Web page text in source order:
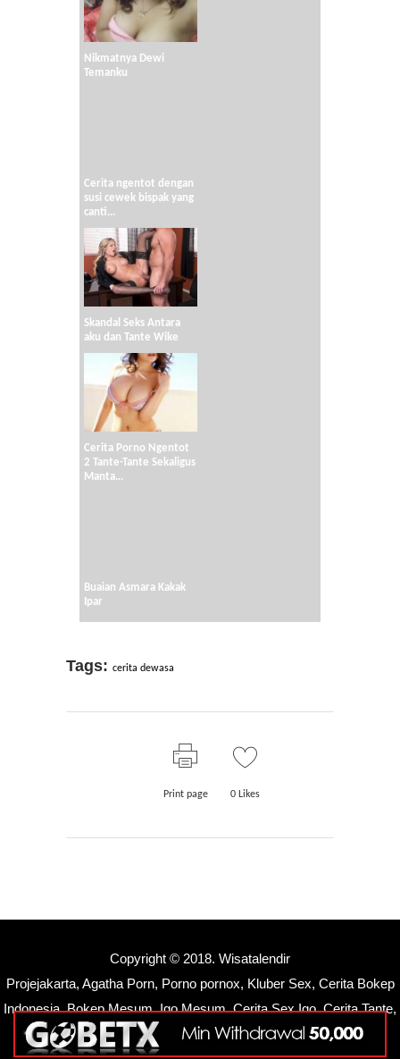
Nikmatnya Dewi
Temanku
Cerita ngentot dengan
susi cewek bispak yang
canti...
Skandal Seks Antara
aku dan Tante Wike
Cerita Porno Ngentot
2 Tante-Tante Sekaligus
Manta...
Buaian Asmara Kakak
Ipar
Tags: cerita dewasa
Print page 0Likes
Copyright © 2018. Wisatalendir
Projejakarta, Agatha Porn, Porno pornox, Kluber Sex, Cerita Bokep
Indonesia,Bokep Mesum,Igo Mesum,Cerita Sex Igo,Cerita Tante,
Papalendir,Lendirigo,Bokepigo,Cewek Mesum, Papamesum